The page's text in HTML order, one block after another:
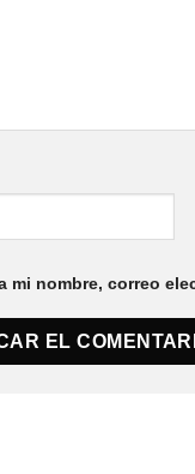
mi nombre, correo